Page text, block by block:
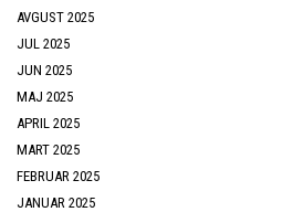
AVGUST 2025
JUL 2025
JUN 2025
MAJ 2025
APRIL 2025
MART 2025
FEBRUAR 2025
JANUAR 2025